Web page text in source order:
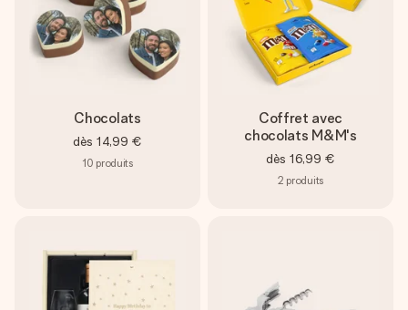
Chocolats
dès 14,99 €
10 produits
Coffret avec
chocolats M&M's
dès 16,99 €
2 produits